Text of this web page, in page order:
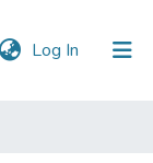
Log In (current)